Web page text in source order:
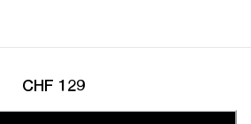
CHF 129